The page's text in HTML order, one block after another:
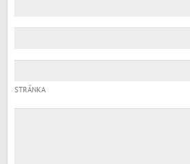
STRÁNKA